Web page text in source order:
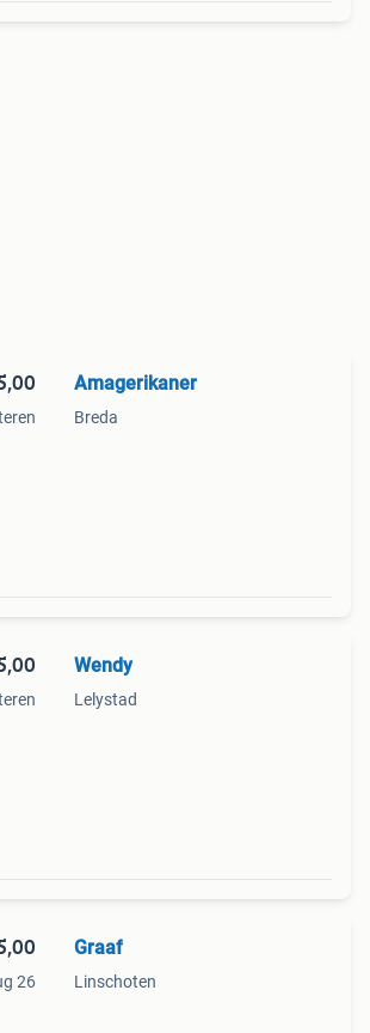
Amagerikaner
Breda
Wendy
Lelystad
26
Graaf
Linschoten